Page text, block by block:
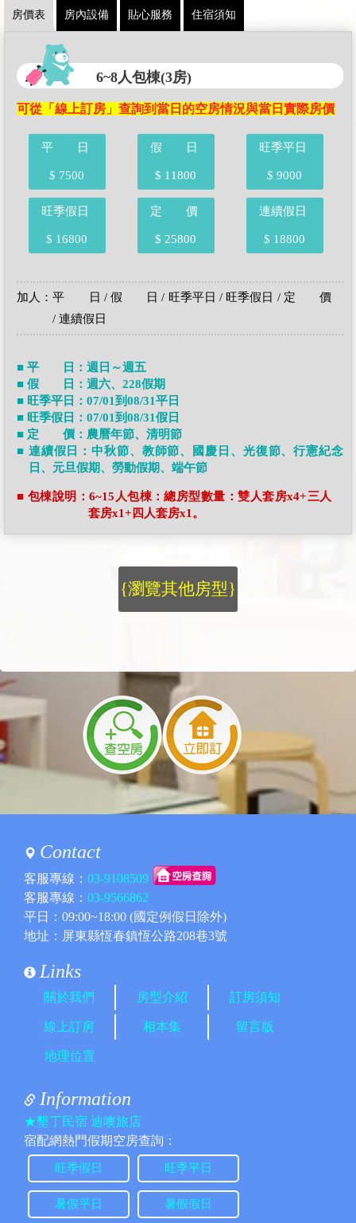
房價表 房內設備 貼心服務 住宿須知
6~8人包棟(3房)
可從「線上訂房」查詢到當日的空房情況與當日實際房價
平 日
$ 7500
假 日
$ 11800
旺季平日
$ 9000
旺季假日
$ 16800
定 價
$ 25800
連續假日
$ 18800
加人：平 日 / 假 日 / 旺季平日 / 旺季假日 / 定 價
/ 連續假日
■ 平 日：週日～週五
■ 假 日：週六、228假期
■ 旺季平日：07/01到08/31平日
■ 旺季假日：07/01到08/31假日
■ 定 價：農曆年節、清明節
■ 連續假日：中秋節、教師節、國慶日、光復節、行憲紀念
日、元旦假期、勞動假期、端午節
■ 包棟說明：6~15人包棟：總房型數量：雙人套房x4+三人
套房x1+四人套房x1。
{瀏覽其他房型}
Contact
客服專線： 03-9108509
客服專線： 03-9566862
平日：09:00~18:00 (國定例假日除外)
地址：屏東縣恆春鎮恆公路208巷3號
Links
關於我們 房型介紹 訂房須知
線上訂房 相本集 留言版
地理位置
Information
★墾丁民宿 迪噢旅店
宿配網熱門假期空房查詢：
旺季假日 旺季平日
暑假平日 暑假假日